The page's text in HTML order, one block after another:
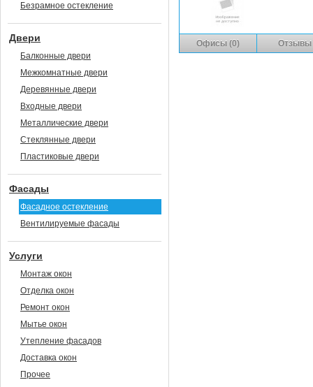
Офисы (0) Отзывы
Безрамное остекление
Двери
Балконные двери
Межкомнатные двери
Деревянные двери
Входные двери
Металлические двери
Стеклянные двери
Пластиковые двери
Фасады
Фасадное остекление
Вентилируемые фасады
Услуги
Монтаж окон
Отделка окон
Ремонт окон
Мытье окон
Утепление фасадов
Доставка окон
Прочее